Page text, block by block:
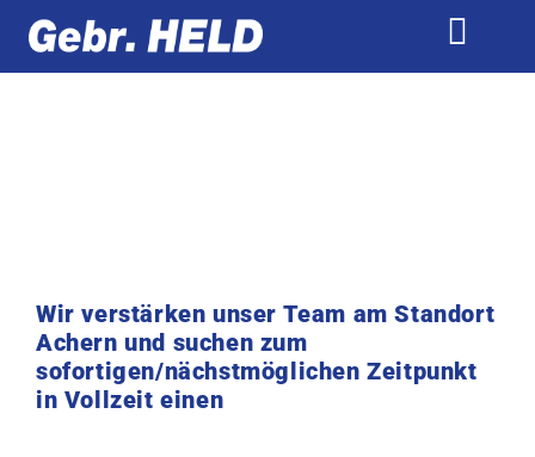
Inhalt
springen
CNC-Fräser
CNC-Dreher
Wir verstärken unser Team am Standort
Achern und suchen zum
sofortigen/nächstmöglichen Zeitpunkt
in Vollzeit einen